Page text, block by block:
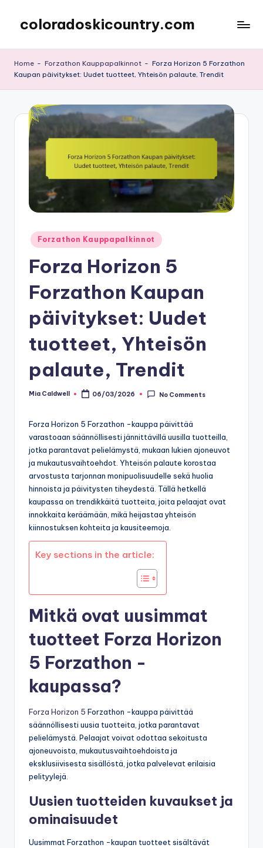
content
coloradoskicountry.com
Home - Forzathon Kauppapalkinnot - Forza Horizon 5 Forzathon
Kaupan päivitykset: Uudet tuotteet, Yhteisön palaute, Trendit
Posted
in
Forzathon Kauppapalkinnot
Forza Horizon 5
Forzathon Kaupan
päivitykset: Uudet
tuotteet, Yhteisön
palaute, Trendit
Posted
Mia Caldwell 06/03/2026 No Comments
Forza Horizon 5 Forzathon -kauppa päivittää
varastoaan säännöllisesti jännittävillä uusilla tuotteilla,
jotka parantavat pelielämystä, mukaan lukien ajoneuvot
ja mukautusvaihtoehdot. Yhteisön palaute korostaa
arvostusta tarjonnan monipuolisuudelle sekä huolia
hinnoista ja päivitysten tiheydestä. Tällä hetkellä
kaupassa on trendikkäitä tuotteita, joita pelaajat ovat
innokkaita keräämään, mikä heijastaa yhteisön
kiinnostuksen kohteita ja kausiteemoja.
Key sections in the article:
Mitkä ovat uusimmat
tuotteet Forza Horizon
5 Forzathon -
kaupassa?
Forza Horizon 5 Forzathon -kauppa päivittää
säännöllisesti uusia tuotteita, jotka parantavat
pelielämystä. Pelaajat voivat odottaa sekoitusta
ajoneuvoista, mukautusvaihtoehdoista ja
eksklusiivisesta sisällöstä, jotka palvelevat erilaisia
pelityylejä.
Uusien tuotteiden kuvaukset ja
ominaisuudet
Uusimmat Forzathon -kaupan tuotteet sisältävät